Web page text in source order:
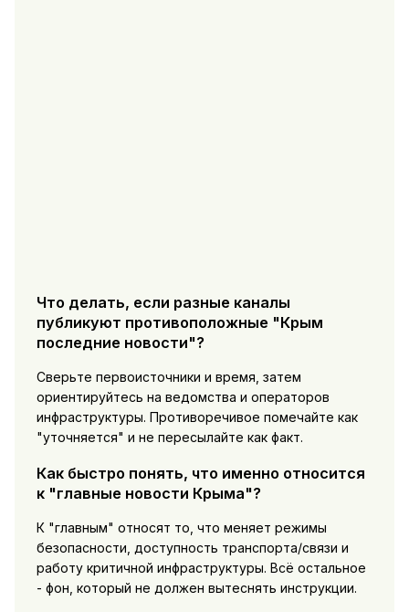
Что делать, если разные каналы
публикуют противоположные "Крым
последние новости"?
Сверьте первоисточники и время, затем
ориентируйтесь на ведомства и операторов
инфраструктуры. Противоречивое помечайте как
"уточняется" и не пересылайте как факт.
Как быстро понять, что именно относится
к "главные новости Крыма"?
К "главным" относят то, что меняет режимы
безопасности, доступность транспорта/связи и
работу критичной инфраструктуры. Всё остальное
- фон, который не должен вытеснять инструкции.